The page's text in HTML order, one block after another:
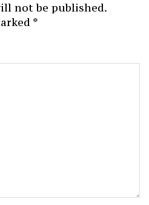
not be published.
*